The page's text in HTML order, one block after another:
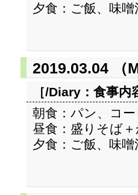
夕食：ご飯、味
2019.03.04 （
［/Diary： 食事内
朝食：パン、コ
昼食：盛りそば
夕食：ご飯、味